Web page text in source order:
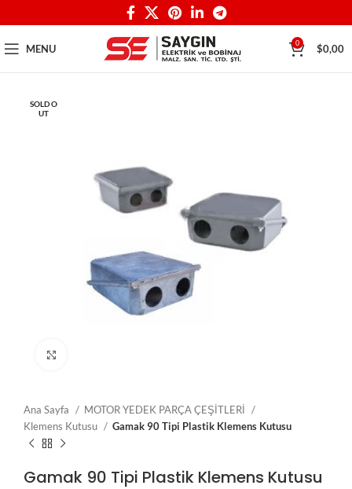
MENU 0 $0,00
SOLD O
UT
Ana Sayfa
MOTOR YEDEK PARÇA ÇEŞİTLERİ
Klemens Kutusu
Gamak 90 Tipi Plastik Klemens Kutusu
Gamak 90 Tipi Plastik Klemens Kutusu